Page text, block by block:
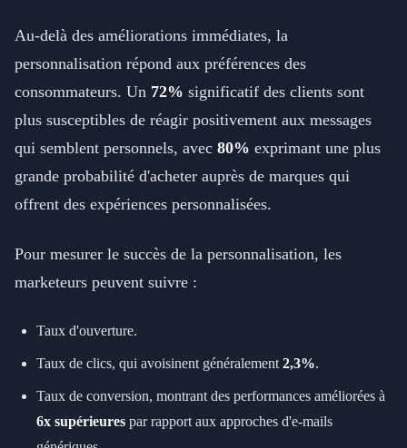
Au-delà des améliorations immédiates, la
personnalisation répond aux préférences des
consommateurs. Un 72% significatif des clients sont
plus susceptibles de réagir positivement aux messages
qui semblent personnels, avec 80% exprimant une plus
grande probabilité d'acheter auprès de marques qui
offrent des expériences personnalisées.
Pour mesurer le succès de la personnalisation, les
marketeurs peuvent suivre :
Taux d'ouverture.
Taux de clics, qui avoisinent généralement 2,3%.
Taux de conversion, montrant des performances améliorées à
6x supérieures par rapport aux approches d'e-mails